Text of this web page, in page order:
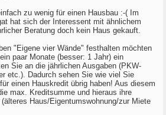
zu wenig für einen Hausbau :-( Im
hat sich der Interessent mit ähnlichem
Beratung doch kein Haus gekauft.
"Eigene vier Wände" festhalten möchten
paar Monate (besser: 1 Jahr) ein
Sie an die jährlichen Ausgaben (PKW-
etc.). Dadurch sehen Sie wie viel Sie
einen Hauskredit übrig haben! Aus diesem
max. Kreditsumme und hieraus ihre
Haus/Eigentumswohnung/zur Miete